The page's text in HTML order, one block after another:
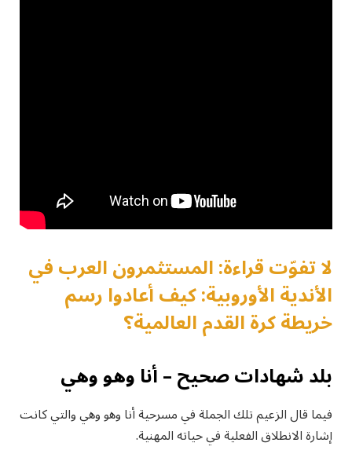
لا تفوّت قراءة: المستثمرون العرب في
الأندية الأوروبية: كيف أعادوا رسم
خريطة كرة القدم العالمية؟
بلد شهادات صحيح – أنا وهو وهي
فيما قال الزعيم تلك الجملة في مسرحية أنا وهو وهي والتي كانت
إشارة الانطلاق الفعلية في حياته المهنية.